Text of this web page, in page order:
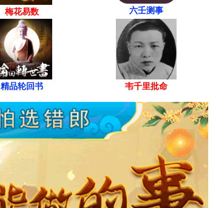
梅花易数 六壬测事
精品轮回书 韦千里批命